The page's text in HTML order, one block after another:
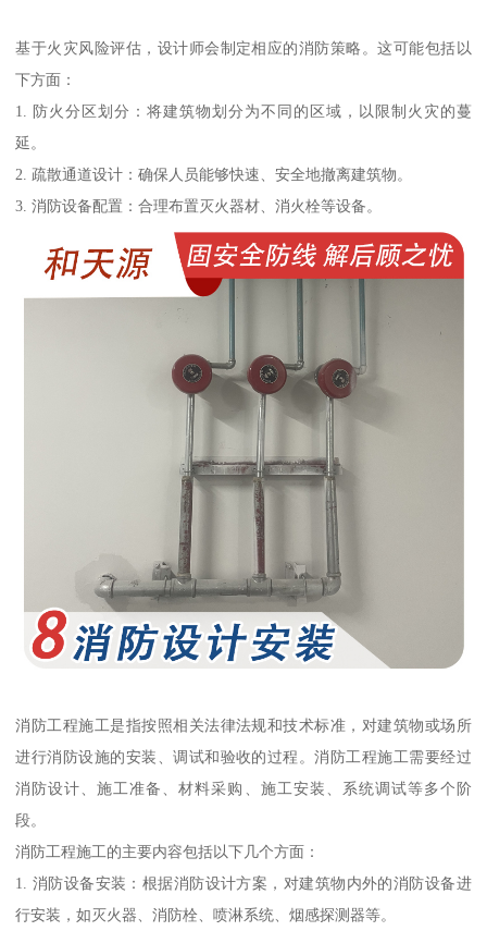
基于火灾风险评估，设计师会制定相应的消防策略。这可能包括以
下方面：
1. 防火分区划分：将建筑物划分为不同的区域，以限制火灾的蔓
延。
2. 疏散通道设计：确保人员能够快速、安全地撤离建筑物。
3. 消防设备配置：合理布置灭火器材、消火栓等设备。
消防工程施工是指按照相关法律法规和技术标准，对建筑物或场所
进行消防设施的安装、调试和验收的过程。消防工程施工需要经过
消防设计、施工准备、材料采购、施工安装、系统调试等多个阶
段。
消防工程施工的主要内容包括以下几个方面：
1. 消防设备安装：根据消防设计方案，对建筑物内外的消防设备进
行安装，如灭火器、消防栓、喷淋系统、烟感探测器等。